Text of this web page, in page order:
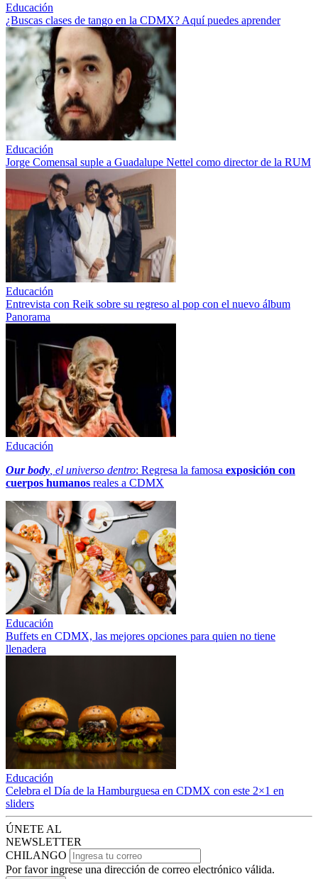
Educación
¿Buscas clases de tango en la CDMX? Aquí puedes aprender
Educación
Jorge Comensal suple a Guadalupe Nettel como director de la RUM
Educación
Entrevista con Reik sobre su regreso al pop con el nuevo álbum
Panorama
Educación
Our body , el universo dentro: Regresa la famosa exposición con
cuerpos humanos reales a CDMX
Educación
Buffets en CDMX, las mejores opciones para quien no tiene
llenadera
Educación
Celebra el Día de la Hamburguesa en CDMX con este 2×1 en
sliders
ÚNETE AL
NEWSLETTER
CHILANGO
Por favor ingrese una dirección de correo electrónico válida.